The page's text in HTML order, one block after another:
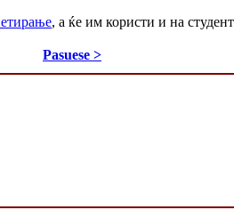
, а ќе им користи и на
Pasuese >